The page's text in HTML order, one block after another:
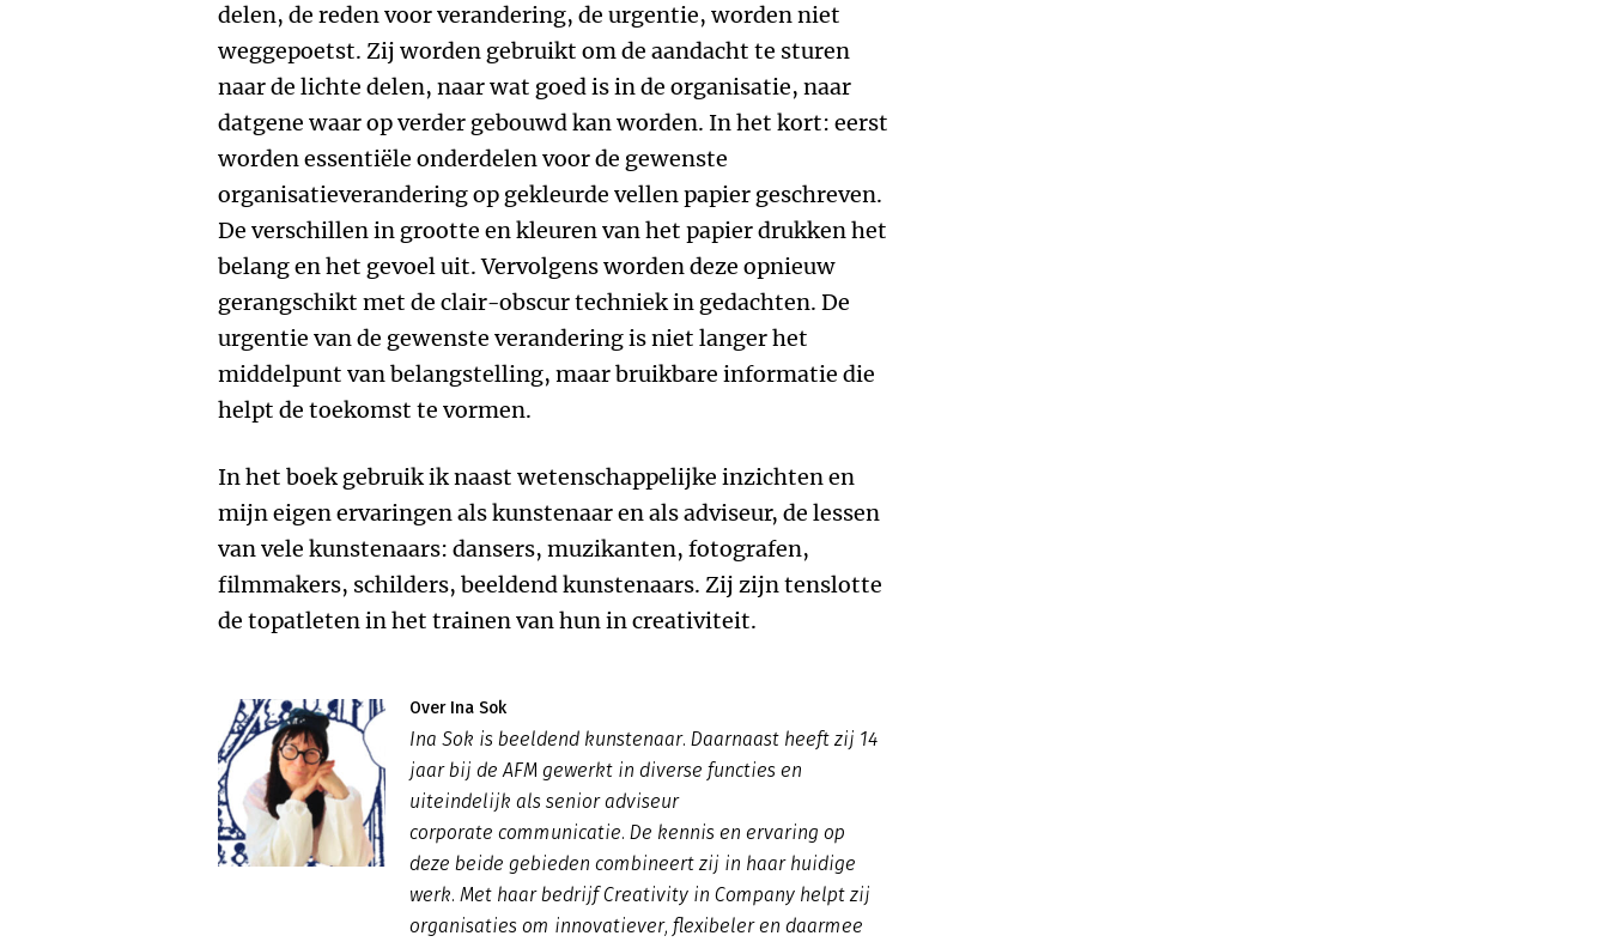
delen, de reden voor verandering, de urgentie, worden niet
weggepoetst. Zij worden gebruikt om de aandacht te sturen
naar de lichte delen, naar wat goed is in de organisatie, naar
datgene waar op verder gebouwd kan worden. In het kort: eerst
worden essentiële onderdelen voor de gewenste
organisatieverandering op gekleurde vellen papier geschreven.
De verschillen in grootte en kleuren van het papier drukken het
belang en het gevoel uit. Vervolgens worden deze opnieuw
gerangschikt met de clair-obscur techniek in gedachten. De
urgentie van de gewenste verandering is niet langer het
middelpunt van belangstelling, maar bruikbare informatie die
helpt de toekomst te vormen.
In het boek gebruik ik naast wetenschappelijke inzichten en
mijn eigen ervaringen als kunstenaar en als adviseur, de lessen
van vele kunstenaars: dansers, muzikanten, fotografen,
filmmakers, schilders, beeldend kunstenaars. Zij zijn tenslotte
de topatleten in het trainen van hun in creativiteit.
Over Ina Sok
Ina Sok is beeldend kunstenaar. Daarnaast heeft zij 14
jaar bij de AFM gewerkt in diverse functies en
uiteindelijk als senior adviseur
corporate communicatie. De kennis en ervaring op
deze beide gebieden combineert zij in haar huidige
werk. Met haar bedrijf Creativity in Company helpt zij
organisaties om innovatiever, flexibeler en daarmee